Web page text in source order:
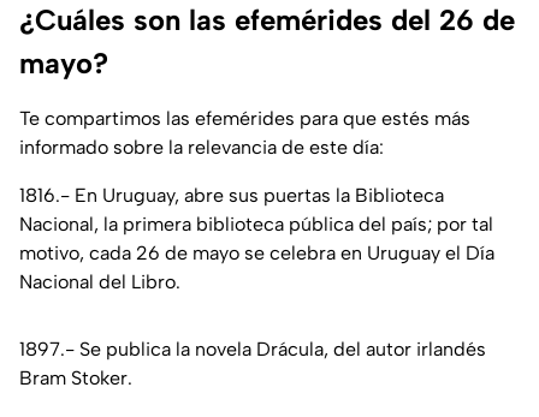
¿Cuáles son las efemérides del 26 de
mayo?
Te compartimos las efemérides para que estés más
informado sobre la relevancia de este día:
1816.- En Uruguay, abre sus puertas la Biblioteca
Nacional, la primera biblioteca pública del país; por tal
motivo, cada 26 de mayo se celebra en Uruguay el Día
Nacional del Libro.
1897.- Se publica la novela Drácula, del autor irlandés
Bram Stoker.